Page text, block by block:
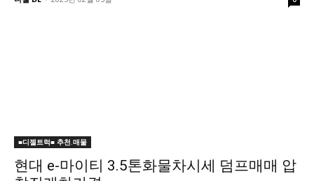
■디젤트럭■ 추천.매물
현대 e-마이티 3.5톤화물차시세 덤프매매 압